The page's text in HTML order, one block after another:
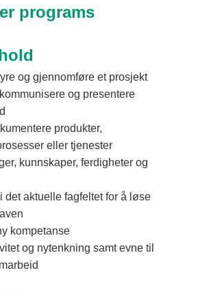
programs
og gjennomføre et prosjekt
og presentere
produkter,
eller tjenester
kunnskaper, ferdigheter og
det aktuelle fagfeltet for å løse
kompetanse
og nytenkning samt evne til